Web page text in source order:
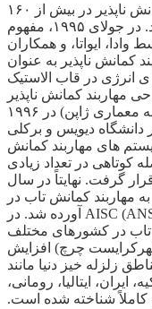
در دهه ۱۹۹۰ میلادی، مهاربند کمانش ناپذیر در بیش از ۱۶۰
ساختمان در ژاپن به کار برده شد. در جولای ۱۹۹۵، مفهوم
ایواتا، و همکاران
کمانش ناپذیر به عنوان
­ی انرژی در قاب الاستیک
مهاربند کمانش ناپذیر
(BRB) برای اولین بار در AIJ (موسسه معماری ژاپن) در ۱۹۹۶
دانشگاه دیویس و برکلی
های مهاربند کمانش
به فاصله کوتاهی در تعداد زیادی
گرفت. نهایتاً در سال
به مهاربند کمانش تاب در
ضوابط لرزه­ای آیین­نامه AISC (ANSI/AISC 341-05) آورده شد. در
تاب در کشورهای مختلف
شهرکرایست چرچ) افزایش
زلزله­ خیز دنیا مانند
ایران، ایتالیا، رومانی،
کاملاً شناخته شده است.